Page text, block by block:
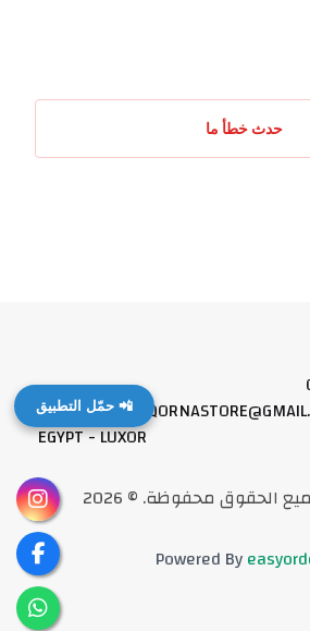
📲 حمّل التطبيق
حدث خطأ ما
العنوان:
EGYPT - LUXOR
الحقوق محفوظة. ©
2026
Powered By